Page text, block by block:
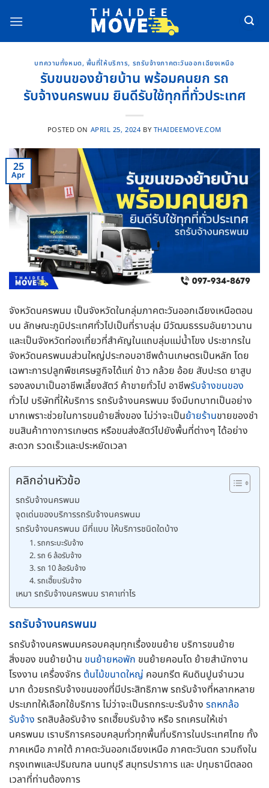
บทความทั้งหมด, พื้นที่ให้บริการ, รถรับจ้างภาคตะวันออกเฉียงเหนือ
รับขนของย้ายบ้าน พร้อมคนยก รถ
รับจ้างนครพนม ยินดีรับใช้ทุกที่ทั่วประเทศ
POSTED ON APRIL 25, 2024 BY THAIDEEMOVE.COM
25
Apr
จังหวัดนครพนม เป็นจังหวัดในกลุ่มภาคตะวันออกเฉียงเหนือตอน
บน ลักษณะภูมิประเทศทั่วไปเป็นที่ราบลุ่ม มีวัฒนธรรมอันยาวนาน
และเป็นจังหวัดท่องเที่ยวที่สำคัญในแถบลุ่มแม่น้ำโขง ประชากรใน
จังหวัดนครพนมส่วนใหญ่ประกอบอาชีพด้านเกษตรเป็นหลัก โดย
เฉพาะการปลูกพืชเศรษฐกิจได้แก่ ข้าว กล้วย อ้อย สับปะรด ยาสูบ
รองลงมาเป็นอาชีพเลี้ยงสัตว์ ค้าขายทั่วไป อาชีพรับจ้างขนของ
ทั่วไป บริษัทที่ให้บริการ รถรับจ้างนครพนม จึงมีบทบาทเป็นอย่าง
มากเพราะช่วยในการขนย้ายสิ่งของ ไม่ว่าจะเป็นย้ายร้านขายของชำ
ขนสินค้าทางการเกษตร หรือขนส่งสัตว์ไปยังพื้นที่ต่างๆ ได้อย่าง
สะดวก รวดเร็วและประหยัดเวลา
คลิกอ่านหัวข้อ
รถรับจ้างนครพนม
จุดเด่นของบริการรถรับจ้างนครพนม
รถรับจ้างนครพนม มีกี่แบบ ให้บริการชนิดใดบ้าง
1. รถกระบะรับจ้าง
2. รถ 6 ล้อรับจ้าง
3. รถ 10 ล้อรับจ้าง
4. รถเฮี๊ยบรับจ้าง
เหมา รถรับจ้างนครพนม ราคาเท่าไร
รถรับจ้างนครพนม
รถรับจ้างนครพนมครอบคลุมทุกเรื่องขนย้าย บริการขนย้าย
สิ่งของ ขนย้ายบ้าน ขนย้ายหอพัก ขนย้ายคอนโด ย้ายสำนักงาน
โรงงาน เครื่องจักร ต้นไม้ขนาดใหญ่ คอนกรีต หินดินปูนจำนวน
มาก ด้วยรถรับจ้างขนของที่มีประสิทธิภาพ รถรับจ้างที่หลากหลาย
ประเภทให้เลือกใช้บริการ ไม่ว่าจะเป็นรถกระบะรับจ้าง รถหกล้อ
รับจ้าง รถสิบล้อรับจ้าง รถเฮี๊ยบรับจ้าง หรือ รถเครนให้เช่า
นครพนม เราบริการครอบคลุมทั่วทุกพื้นที่บริการในประเทศไทย ทั้ง
ภาคเหนือ ภาคใต้ ภาคตะวันออกเฉียงเหนือ ภาคตะวันตก รวมถึงใน
กรุงเทพและปริมณฑล นนทบุรี สมุทรปราการ และ ปทุมธานีตลอด
เวลาที่ท่านต้องการ